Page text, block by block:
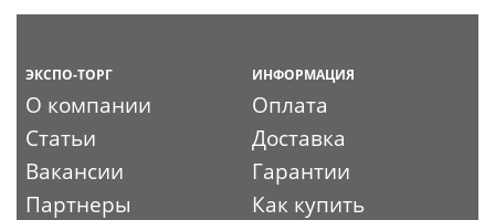
ЭКСПО-ТОРГ
О компании
Статьи
Вакансии
Партнеры
ИНФОРМАЦИЯ
Оплата
Доставка
Гарантии
Как купить